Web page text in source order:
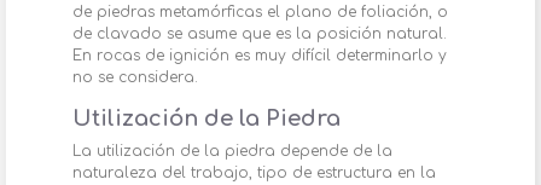
de piedras metamórficas el plano de foliación, o
de clavado se asume que es la posición natural.
En rocas de ignición es muy difícil determinarlo y
no se considera.
Utilización de la Piedra
La utilización de la piedra depende de la
naturaleza del trabajo, tipo de estructura en la